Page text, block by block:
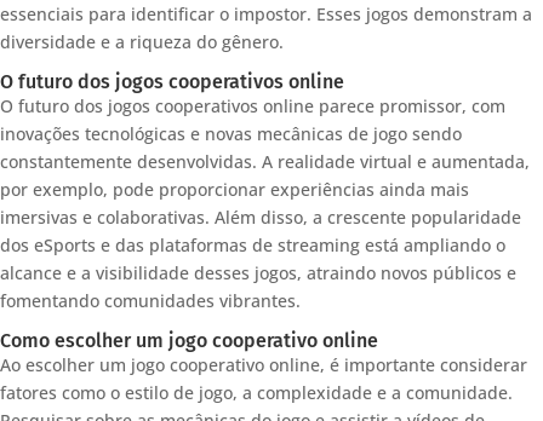
essenciais para identificar o impostor. Esses jogos demonstram a
diversidade e a riqueza do gênero.
O futuro dos jogos cooperativos online
O futuro dos jogos cooperativos online parece promissor, com
inovações tecnológicas e novas mecânicas de jogo sendo
constantemente desenvolvidas. A realidade virtual e aumentada,
por exemplo, pode proporcionar experiências ainda mais
imersivas e colaborativas. Além disso, a crescente popularidade
dos eSports e das plataformas de streaming está ampliando o
alcance e a visibilidade desses jogos, atraindo novos públicos e
fomentando comunidades vibrantes.
Como escolher um jogo cooperativo online
Ao escolher um jogo cooperativo online, é importante considerar
fatores como o estilo de jogo, a complexidade e a comunidade.